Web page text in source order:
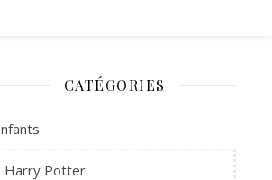
CATÉGORIES
Harry Potter